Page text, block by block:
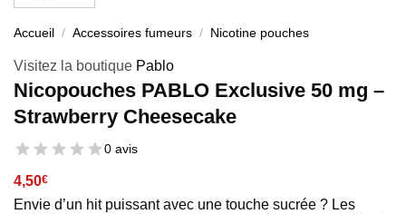
Accueil / Accessoires fumeurs / Nicotine pouches
Visitez la boutique Pablo
Nicopouches PABLO Exclusive 50 mg –
Strawberry Cheesecake
0 avis
4,50€
Envie d’un hit puissant avec une touche sucrée ? Les